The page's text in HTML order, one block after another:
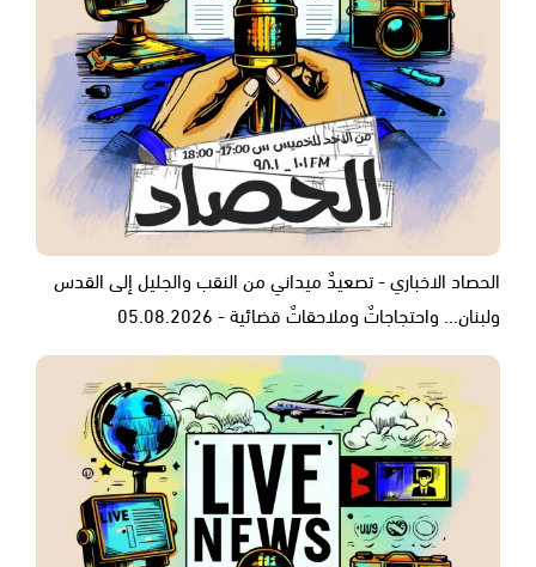
الحصاد الاخباري - تصعيدٌ ميداني من النقب والجليل إلى القدس
ولبنان... واحتجاجاتٌ وملاحقاتٌ قضائية - 05.08.2026